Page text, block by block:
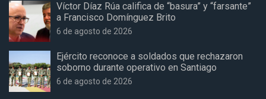
Víctor Díaz Rúa califica de “basura” y “farsante”
a Francisco Domínguez Brito
6 de agosto de 2026
Ejército reconoce a soldados que rechazaron
soborno durante operativo en Santiago
6 de agosto de 2026